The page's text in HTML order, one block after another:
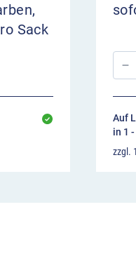
Sack
Auf
in 1
zzgl.